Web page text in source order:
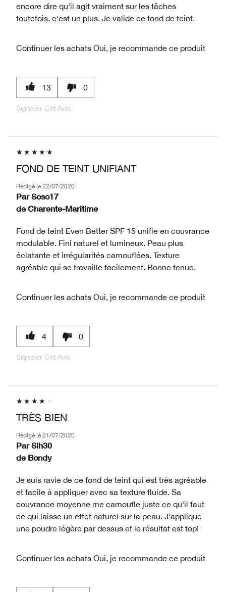
encore dire qu'il agit vraiment sur les tâches
toutefois, c'est un plus. Je valide ce fond de teint.
Continuer les achats Oui, je recommande ce produit
13 0
Signaler Cet Avis
FOND DE TEINT UNIFIANT
Rédigé le 22/07/2020
Par Soso17
de Charente-Maritime
Fond de teint Even Better SPF 15 unifie en couvrance
modulable. Fini naturel et lumineux. Peau plus
éclatante et irrégularités camouflées. Texture
agréable qui se travaille facilement. Bonne tenue.
Continuer les achats Oui, je recommande ce produit
4 0
Signaler Cet Avis
TRÈS BIEN
Rédigé le 21/07/2020
Par Sih30
de Bondy
Je suis ravie de ce fond de teint qui est très agréable
et facile à appliquer avec sa texture fluide. Sa
couvrance moyenne me camoufle juste ce qu'il faut
ce qui laisse un effet naturel sur la peau. J'applique
une poudre légère par dessus et le résultat est top!
Continuer les achats Oui, je recommande ce produit